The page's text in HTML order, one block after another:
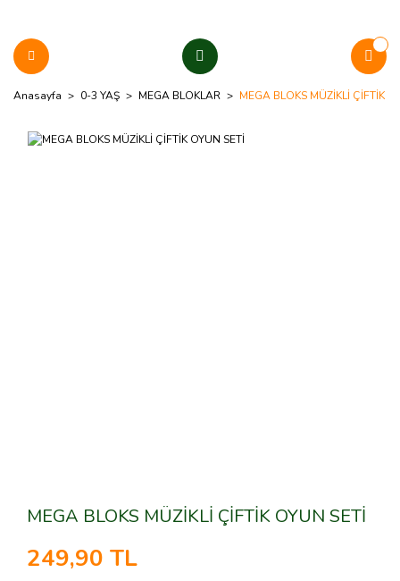
Anasayfa 0-3 YAŞ MEGA BLOKLAR MEGA BLOKS MÜZİKLİ ÇİFTİK
MEGA BLOKS MÜZİKLİ ÇİFTİK OYUN SETİ
249,90 TL